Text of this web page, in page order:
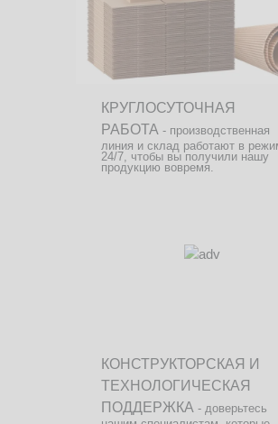
КРУГЛОСУТОЧНАЯ
РАБОТА - производственная
линия и склад работают в
24/7, чтобы вы получили нашу
продукцию вовремя.
КОНСТРУКТОРСКАЯ И
ТЕХНОЛОГИЧЕСКАЯ
ПОДДЕРЖКА - доверьтесь